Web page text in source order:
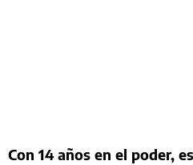
Con 14 años en el poder,